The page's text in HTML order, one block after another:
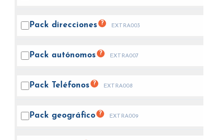
Pack direcciones ? EXTRA003
Pack autónomos ? EXTRA007
Pack Teléfonos ? EXTRA008
Pack geográfico ? EXTRA009